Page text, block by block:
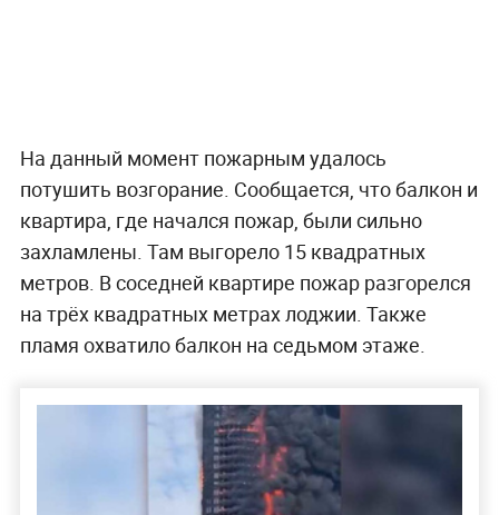
На данный момент пожарным удалось
потушить возгорание. Сообщается, что балкон и
квартира, где начался пожар, были сильно
захламлены. Там выгорело 15 квадратных
метров. В соседней квартире пожар разгорелся
на трёх квадратных метрах лоджии. Также
пламя охватило балкон на седьмом этаже.